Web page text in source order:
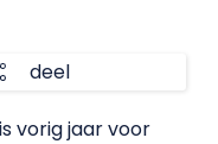
deel
vorig jaar voor